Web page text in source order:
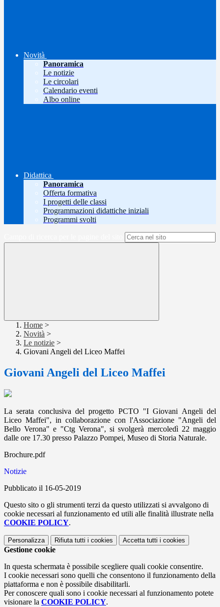
Novità
Panoramica
Le notizie
Le circolari
Calendario eventi
Albo online
Didattica
Panoramica
Offerta formativa
I progetti delle classi
Programmazioni didattiche iniziali
Programmi svolti
Home >
Novità >
Le notizie >
Giovani Angeli del Liceo Maffei
Giovani Angeli del Liceo Maffei
La serata conclusiva del progetto PCTO "I Giovani Angeli del
Liceo Maffei", in collaborazione con l'Associazione "Angeli del
Bello Verona" e "Ctg Verona", si svolgerà mercoledì 22 maggio
dalle ore 17.30 presso Palazzo Pompei, Museo di Storia Naturale.
Brochure.pdf
Notizie
Pubblicato il 16-05-2019
Questo sito o gli strumenti terzi da questo utilizzati si avvalgono di
cookie necessari al funzionamento ed utili alle finalità illustrate nella
COOKIE POLICY.
Personalizza Rifiuta tutti i cookies Accetta tutti i cookies
Gestione cookie
In questa schermata è possibile scegliere quali cookie consentire.
I cookie necessari sono quelli che consentono il funzionamento della
piattaforma e non è possibile disabilitarli.
Per conoscere quali sono i cookie necessari al funzionamento potete
visionare la COOKIE POLICY.